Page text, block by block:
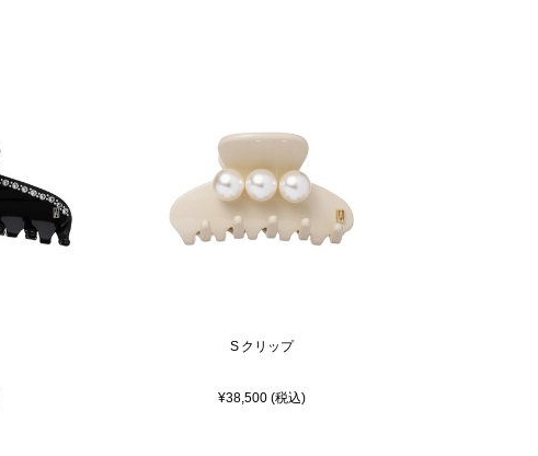
S クリップ
¥38,500 (税込)